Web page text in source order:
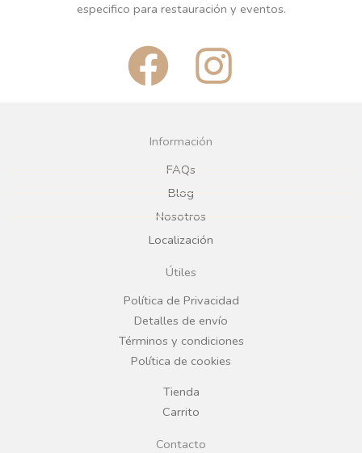
especifico para restauración y eventos.
F
a
c
e
b
o
o
k
I
n
g
r
a
Información
FAQs
Blog
Nosotros
Localización
Útiles
Política de Privacidad
Detalles de envío
Términos y condiciones
Política de cookies
Tienda
Carrito
Contacto